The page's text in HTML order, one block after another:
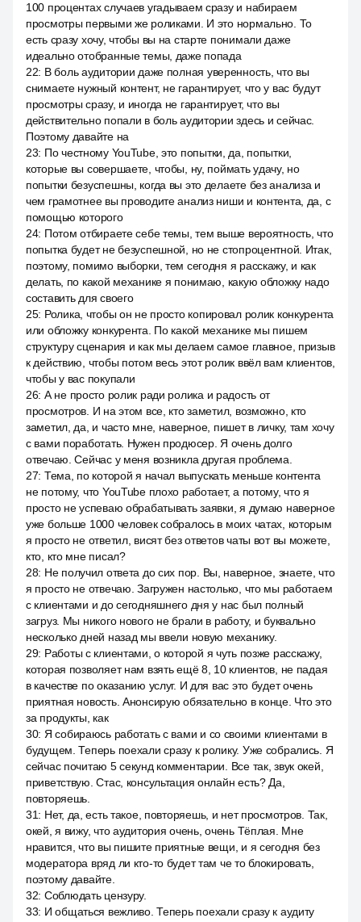
100 процентах случаев угадываем сразу и набираем
просмотры первыми же роликами. И это нормально. То
есть сразу хочу, чтобы вы на старте понимали даже
идеально отобранные темы, даже попада
22: В боль аудитории даже полная уверенность, что вы
снимаете нужный контент, не гарантирует, что у вас будут
просмотры сразу, и иногда не гарантирует, что вы
действительно попали в боль аудитории здесь и сейчас.
Поэтому давайте на
23: По честному YouTube, это попытки, да, попытки,
которые вы совершаете, чтобы, ну, поймать удачу, но
попытки безуспешны, когда вы это делаете без анализа и
чем грамотнее вы проводите анализ ниши и контента, да, с
помощью которого
24: Потом отбираете себе темы, тем выше вероятность, что
попытка будет не безуспешной, но не стопроцентной. Итак,
поэтому, помимо выборки, тем сегодня я расскажу, и как
делать, по какой механике я понимаю, какую обложку надо
составить для своего
25: Ролика, чтобы он не просто копировал ролик конкурента
или обложку конкурента. По какой механике мы пишем
структуру сценария и как мы делаем самое главное, призыв
к действию, чтобы потом весь этот ролик ввёл вам клиентов,
чтобы у вас покупали
26: А не просто ролик ради ролика и радость от
просмотров. И на этом все, кто заметил, возможно, кто
заметил, да, и часто мне, наверное, пишет в личку, там хочу
с вами поработать. Нужен продюсер. Я очень долго
отвечаю. Сейчас у меня возникла другая проблема.
27: Тема, по которой я начал выпускать меньше контента
не потому, что YouTube плохо работает, а потому, что я
просто не успеваю обрабатывать заявки, я думаю наверное
уже больше 1000 человек собралось в моих чатах, которым
я просто не ответил, висят без ответов чаты вот вы можете,
кто, кто мне писал?
28: Не получил ответа до сих пор. Вы, наверное, знаете, что
я просто не отвечаю. Загружен настолько, что мы работаем
с клиентами и до сегодняшнего дня у нас был полный
загруз. Мы никого нового не брали в работу, и буквально
несколько дней назад мы ввели новую механику.
29: Работы с клиентами, о которой я чуть позже расскажу,
которая позволяет нам взять ещё 8, 10 клиентов, не падая
в качестве по оказанию услуг. И для вас это будет очень
приятная новость. Анонсирую обязательно в конце. Что это
за продукты, как
30: Я собираюсь работать с вами и со своими клиентами в
будущем. Теперь поехали сразу к ролику. Уже собрались. Я
сейчас почитаю 5 секунд комментарии. Все так, звук окей,
приветствую. Стас, консультация онлайн есть? Да,
повторяешь.
31: Нет, да, есть такое, повторяешь, и нет просмотров. Так,
окей, я вижу, что аудитория очень, очень Тёплая. Мне
нравится, что вы пишите приятные вещи, и я сегодня без
модератора вряд ли кто-то будет там че то блокировать,
поэтому давайте.
32: Соблюдать цензуру.
33: И общаться вежливо. Теперь поехали сразу к аудиту